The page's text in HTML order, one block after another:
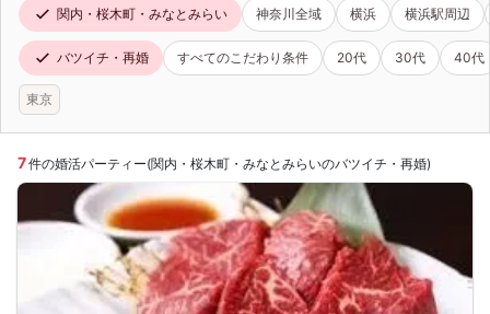
関内・桜木町・みなとみらい 神奈川全域 横浜 横浜駅周辺
バツイチ・再婚 すべてのこだわり条件 20代 30代 40代
東京
7件の婚活パーティー(関内・桜木町・みなとみらいのバツイチ・再婚)